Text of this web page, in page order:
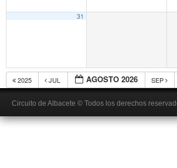
31
2025 JUL AGOSTO 2026 SEP
Circuito de Albacete © Todos los derechos